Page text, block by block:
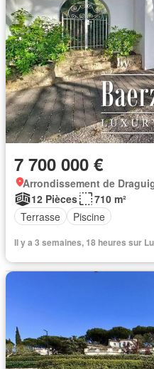
7 700 000 €
Arrondissement de
12 Pièces
710 m²
Terrasse
Piscine
Il y a 3 semaines, 18 heures sur